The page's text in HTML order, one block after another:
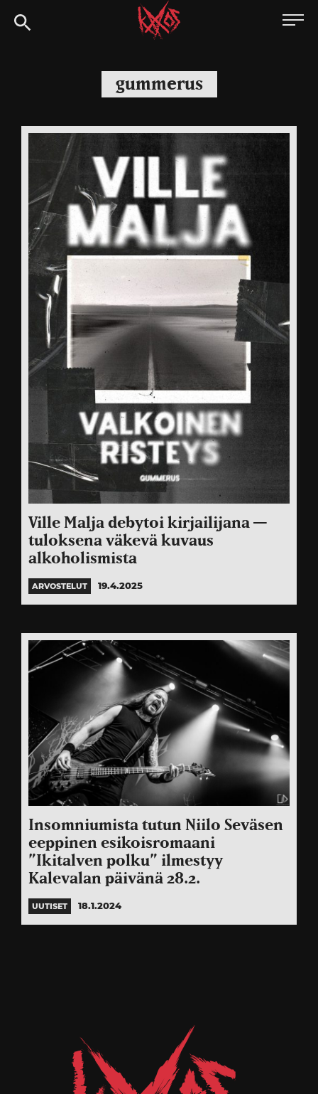
Siirry
suoraan
Kaaoszine
gummerus
Ville Malja debytoi kirjailijana —
tuloksena väkevä kuvaus
alkoholismista
ARVOSTELUT 19.4.2025
Insomniumista tutun Niilo Seväsen
eeppinen esikoisromaani
”Ikitalven polku” ilmestyy
Kalevalan päivänä 28.2.
UUTISET 18.1.2024